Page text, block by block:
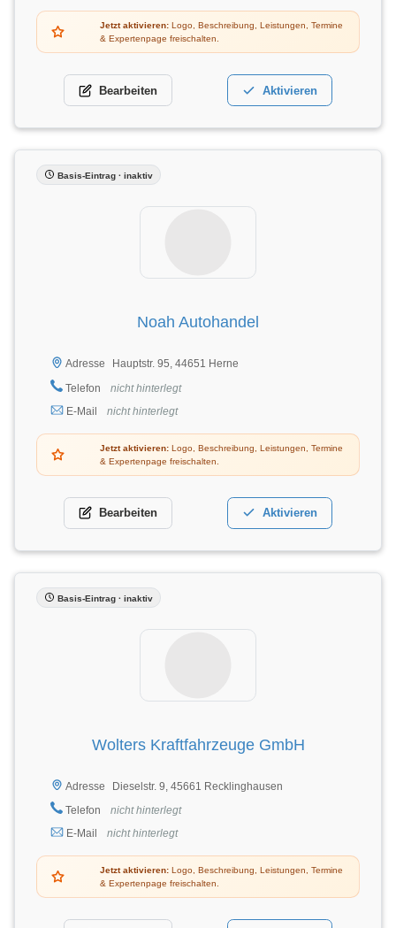
Jetzt aktivieren: Logo, Beschreibung, Leistungen, Termine
& Expertenpage freischalten.
Bearbeiten Aktivieren
Basis-Eintrag · inaktiv
Noah Autohandel
Adresse
Hauptstr. 95, 44651 Herne
Telefon
nicht hinterlegt
E-Mail
nicht hinterlegt
Jetzt aktivieren: Logo, Beschreibung, Leistungen, Termine
& Expertenpage freischalten.
Bearbeiten Aktivieren
Basis-Eintrag · inaktiv
Wolters Kraftfahrzeuge GmbH
Adresse
Dieselstr. 9, 45661 Recklinghausen
Telefon
nicht hinterlegt
E-Mail
nicht hinterlegt
Jetzt aktivieren: Logo, Beschreibung, Leistungen, Termine
& Expertenpage freischalten.